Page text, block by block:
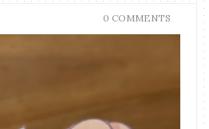
0 COMMENTS